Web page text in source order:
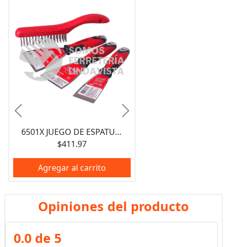
6501X JUEGO DE ESPATULAS FLEXIBLES DE ACERO INOXIDABLE CON MANGO BIMATERIAL Y CEPILLO, 4 PIEZAS URREA
$411.97
Agregar al carrito
Anterior Siguiente
Opiniones del producto
0.0 de 5